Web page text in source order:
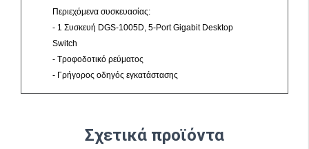
Περιεχόμενα συσκευασίας:
- 1 Συσκευή DGS-1005D, 5-Port Gigabit Desktop
Switch
- Τροφοδοτικό ρεύματος
- Γρήγορος οδηγός εγκατάστασης
Σχετικά προϊόντα